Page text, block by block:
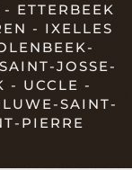
ETTERBEEK
- IXELLES
JOSSE-
- UCCLE -
SAINT-
PIERRE